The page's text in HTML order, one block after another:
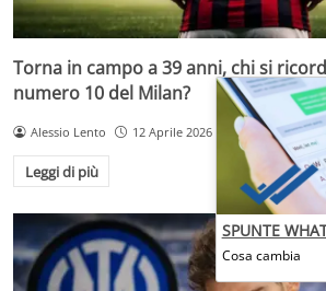
Torna in campo a 39 anni, chi si
numero 10 del Milan?
Alessio Lento 12 Aprile 2026
Leggi di più
SPUNTE
Cosa cambia